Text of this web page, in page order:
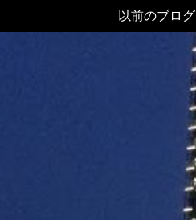
以前のブログ